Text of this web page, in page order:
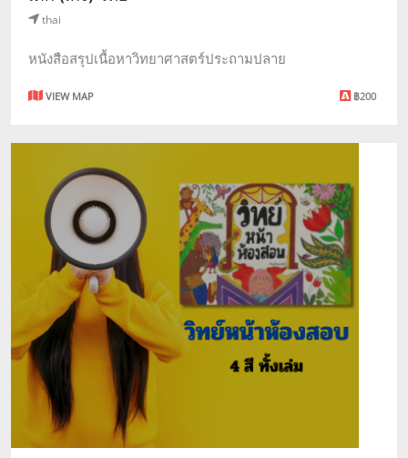
thai
หนังสือสรุปเนื้อหาวิทยาศาสตร์ประถามปลาย
VIEW MAP ฿200